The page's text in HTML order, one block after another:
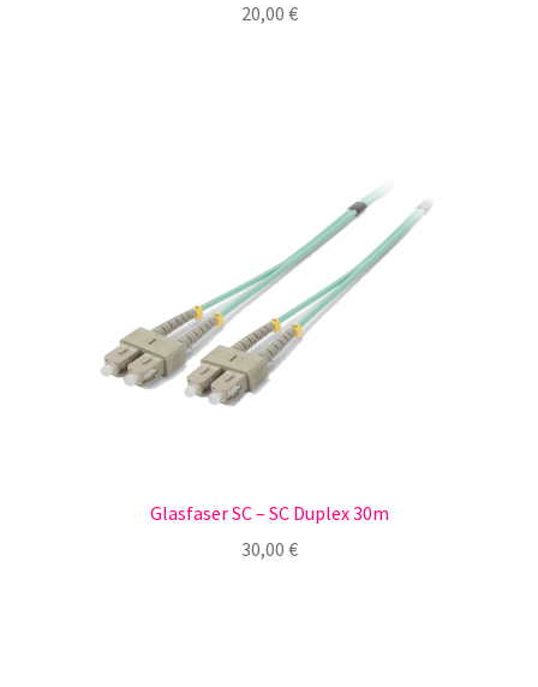
20,00 €
Glasfaser SC – SC Duplex 30m
30,00 €